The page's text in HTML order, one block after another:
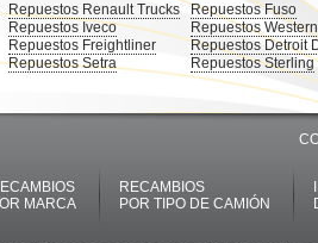
Repuestos Renault Trucks
Repuestos Iveco
Repuestos Freightliner
Repuestos Setra
Repuestos Fuso
Repuestos
Repuestos Detroit
Repuestos Sterling
MARCA
RECAMBIOS
POR TIPO DE CAMIÓN